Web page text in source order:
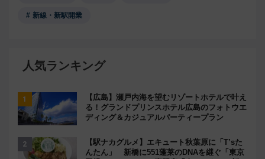
新線・新駅開業
人気ランキング
【広島】瀬戸内海を望むリゾートホテルで叶え
る！グランドプリンスホテル広島のフォトウエ
ディング＆カジュアルパーティープラン
【駅ナカグルメ】エキュート秋葉原に「T’sた
んたん」 新橋に551蓬莱のDNAを継ぐ「東京